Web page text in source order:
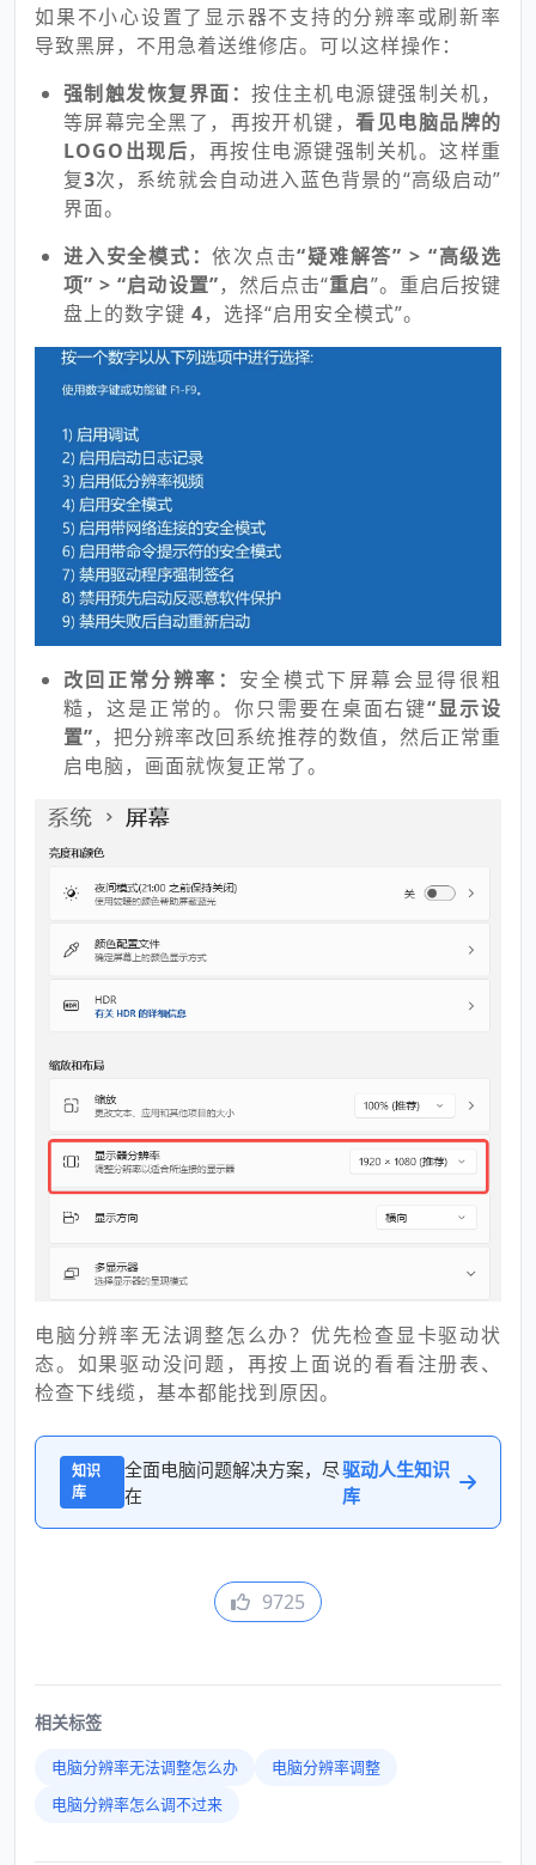
如果不小心设置了显示器不支持的分辨率或刷新率
导致黑屏，不用急着送维修店。可以这样操作：
强制触发恢复界面：按住主机电源键强制关机，
等屏幕完全黑了，再按开机键，看见电脑品牌的
LOGO出现后，再按住电源键强制关机。这样重
复3次，系统就会自动进入蓝色背景的“高级启动”
界面。
进入安全模式：依次点击“疑难解答” > “高级选
项” > “启动设置”，然后点击“重启”。重启后按键
盘上的数字键 4，选择“启用安全模式”。
改回正常分辨率： 安全模式下屏幕会显得很粗
糙，这是正常的。你只需要在桌面右键“显示设
置”，把分辨率改回系统推荐的数值，然后正常重
启电脑，画面就恢复正常了。
电脑分辨率无法调整怎么办？优先检查显卡驱动状
态。如果驱动没问题，再按上面说的看看注册表、
检查下线缆，基本都能找到原因。
知识
库
全面电脑问题解决方案，尽
在
驱动人生知识
库
9725
相关标签
电脑分辨率无法调整怎么办
电脑分辨率调整
电脑分辨率怎么调不过来